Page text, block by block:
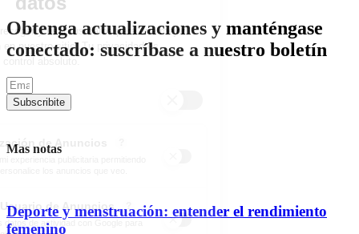
Obtenga actualizaciones y manténgase
conectado: suscríbase a nuestro boletín
Subscribite
Mas notas
Deporte y menstruación: entender el rendimiento
femenino